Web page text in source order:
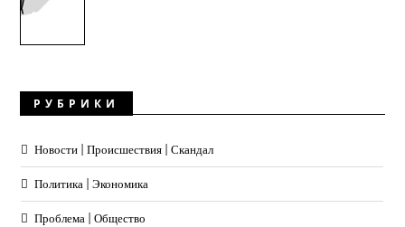
РУБРИКИ
Новости | Происшествия | Скандал
Политика | Экономика
Проблема | Общество